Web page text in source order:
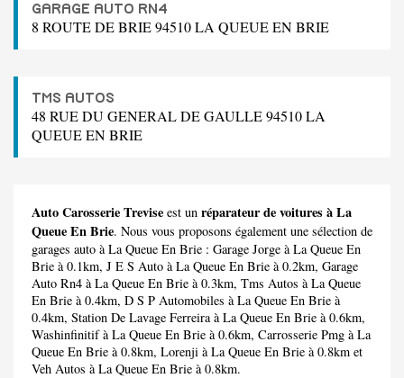
GARAGE AUTO RN4
8 ROUTE DE BRIE 94510 LA QUEUE EN BRIE
TMS AUTOS
48 RUE DU GENERAL DE GAULLE 94510 LA
QUEUE EN BRIE
Auto Carosserie Trevise est un réparateur de voitures à La
Queue En Brie. Nous vous proposons également une sélection de
garages auto à La Queue En Brie : Garage Jorge à La Queue En
Brie à 0.1km, J E S Auto à La Queue En Brie à 0.2km, Garage
Auto Rn4 à La Queue En Brie à 0.3km, Tms Autos à La Queue
En Brie à 0.4km, D S P Automobiles à La Queue En Brie à
0.4km, Station De Lavage Ferreiraà La Queue En Brie à 0.6km,
Washinfinitifà La Queue En Brie à 0.6km, Carrosserie Pmg à La
Queue En Brie à 0.8km, Lorenji à La Queue En Brie à 0.8km et
Veh Autos à La Queue En Brie à 0.8km.